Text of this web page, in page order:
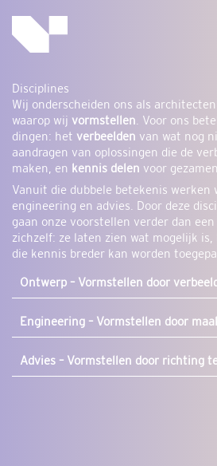
inhoud
Disciplines
Wij onderscheiden ons als
waarop wij vormstellen . Voor ons
dingen: het verbeelden van wat nog
aandragen van oplossingen die de
maken, en kennis delen voor
Vanuit die dubbele betekenis werken
engineering en advies. Door deze
gaan onze voorstellen verder dan
zichzelf: ze laten zien wat mogelijk
die kennis breder kan worden
Ontwerp – Vormstellen door
Engineering – Vormstellen door
Advies – Vormstellen door richting